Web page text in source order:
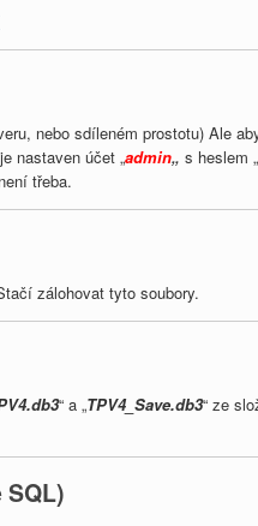
nebo sdíleném prostotu) Ale
nastaven účet „admin„ s heslem „
třeba.
zálohovat tyto soubory.
“ a „TPV4_Save.db3“ ze